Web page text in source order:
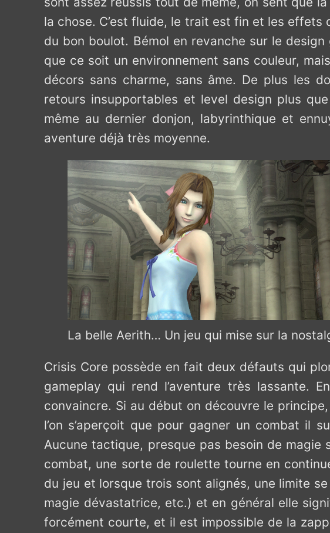
la chose. C’est fluide, le trait est fin et les effets
du bon boulot. Bémol en revanche sur le
que ce soit un environnement sans couleur,
décors sans charme, sans âme. De plus les
retours insupportables et level design plus
même au dernier donjon, labyrinthique et
aventure déjà très moyenne.
La belle Aerith… Un jeu qui mise sur la
Crisis Core possède en fait deux défauts qui
gameplay qui rend l’aventure très lassante.
convaincre. Si au début on découvre le
l’on s’aperçoit que pour gagner un combat il
Aucune tactique, presque pas besoin de
combat, une sorte de roulette tourne en
du jeu et lorsque trois sont alignés, une limite
magie dévastatrice, etc.) et en général elle
forcément courte, et il est impossible de la